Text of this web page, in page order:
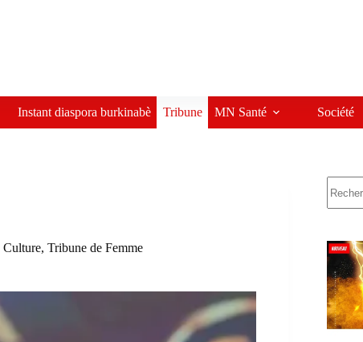
Instant diaspora burkinabè Tribune MN Santé Société
Culture, Tribune de Femme